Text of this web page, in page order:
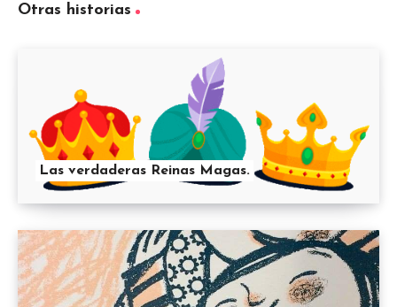
Otras historias
Las verdaderas Reinas Magas.